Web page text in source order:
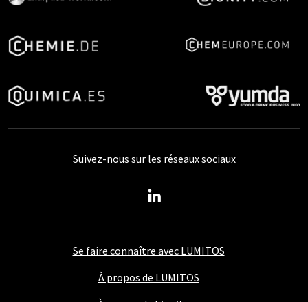
Se faire connaître avec LUMITOS
À propos de LUMITOS
Suivez-nous sur les réseaux sociaux